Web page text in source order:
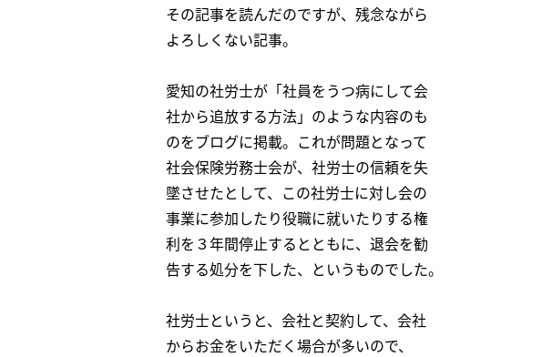
その記事を読んだのですが、残念ながら
よろしくない記事。
愛知の社労士が「社員をうつ病にして会
社から追放する方法」のような内容のも
のをブログに掲載。これが問題となって
社会保険労務士会が、社労士の信頼を失
墜させたとして、この社労士に対し会の
事業に参加したり役職に就いたりする権
利を３年間停止するとともに、退会を勧
告する処分を下した、というものでした。
社労士というと、会社と契約して、会社
からお金をいただく場合が多いので、